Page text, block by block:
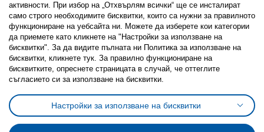
FacebookTwitterYoutubePinterestInstagram
Политика за използване на бисквитки (Cookies)
Избор на настройки за използване на бисквитки
Условия за ползване на ikea.bgОбща политика за личните данни
Политика за защита на личните данни на ikea.bg
активности. При избор на „Отхвърлям всички“ ще се инсталират
само строго необходимитe бисквитки, които са нужни за правилното
функциониране на уебсайта ни. Можете да изберете кои категории
да приемете като кликнете на "Настройки за използване на
бисквитки". За да видите пълната ни Политика за използване на
бисквитки, кликнете тук. За правилно функциониране на
бисквитките, опреснете страницата в случай, че оттеглите
съгласието си за използване на бисквитки.
Настройки за използване на бисквитки